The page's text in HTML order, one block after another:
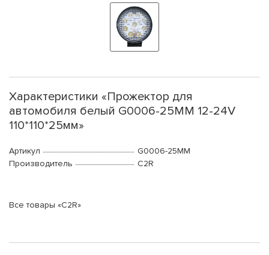
Характеристики «Прожектор для
автомобиля белый G0006-25MM 12-24V
110*110*25мм»
Артикул
G0006-25MM
Производитель
C2R
Все товары «C2R»